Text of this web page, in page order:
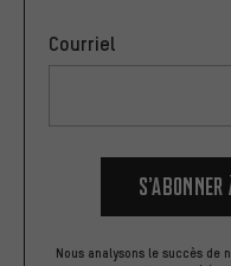
Courriel
Nous analysons le succès